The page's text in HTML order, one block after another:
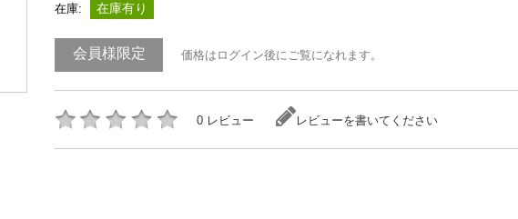
在庫:
在庫有り
会員様限定 価格はログイン後にご覧になれます。
0 レビュー レビューを書いてください